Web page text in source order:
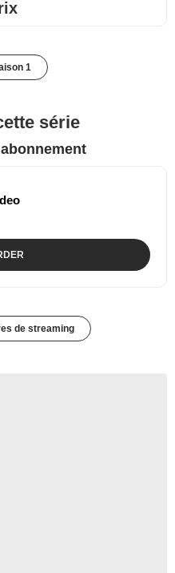
1
série
de streaming